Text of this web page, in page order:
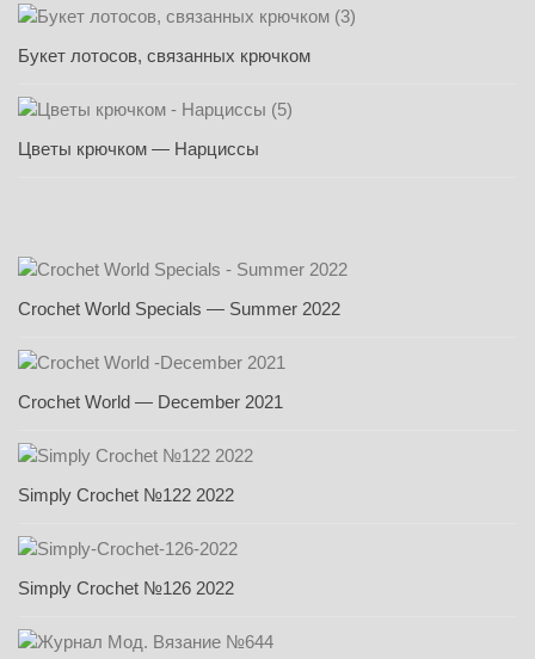
Букет лотосов, связанных крючком
Цветы крючком — Нарциссы
Crochet World Specials — Summer 2022
Crochet World — December 2021
Simply Crochet №122 2022
Simply Crochet №126 2022